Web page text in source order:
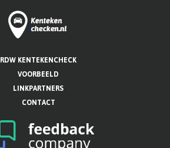
RDW KENTEKENCHECK
VOORBEELD
LINKPARTNERS
CONTACT